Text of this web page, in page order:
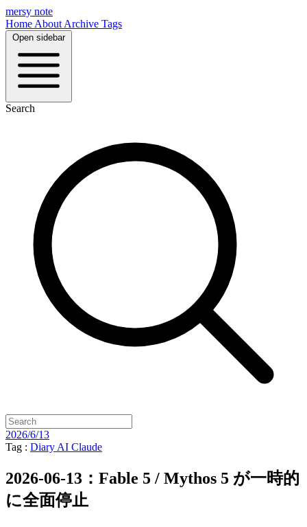
mersy note
Home About Archive Tags
Open sidebar
Search
2026/6/13
Tag : Diary AI Claude
2026-06-13：Fable 5 / Mythos 5 が一時的
に全面停止